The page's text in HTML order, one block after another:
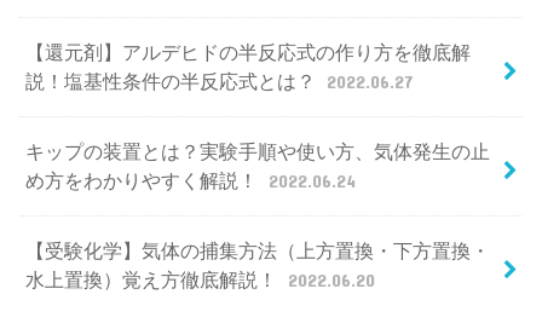
【還元剤】アルデヒドの半反応式の作り方を徹底解
説！塩基性条件の半反応式とは？
2022.06.27
キップの装置とは？実験手順や使い方、気体発生の止
め方をわかりやすく解説！
2022.06.24
【受験化学】気体の捕集方法（上方置換・下方置換・
水上置換）覚え方徹底解説！
2022.06.20